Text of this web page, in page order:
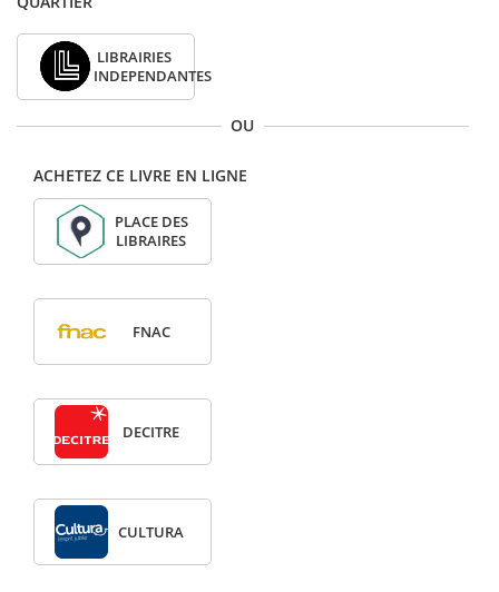
LIBRAIRIES
INDEPENDANTES
OU
ACHETEZ CE LIVRE EN LIGNE
PLACE DES
LIBRAIRES
FNAC
DECITRE
CULTURA